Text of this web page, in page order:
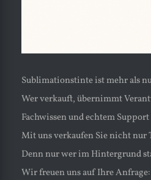
Sublimationstinte ist mehr als
Wer verkauft, übernimmt
Fachwissen und echtem
Mit uns verkaufen Sie nicht nur
Denn nur wer im Hintergrund
Wir freuen uns auf Ihre